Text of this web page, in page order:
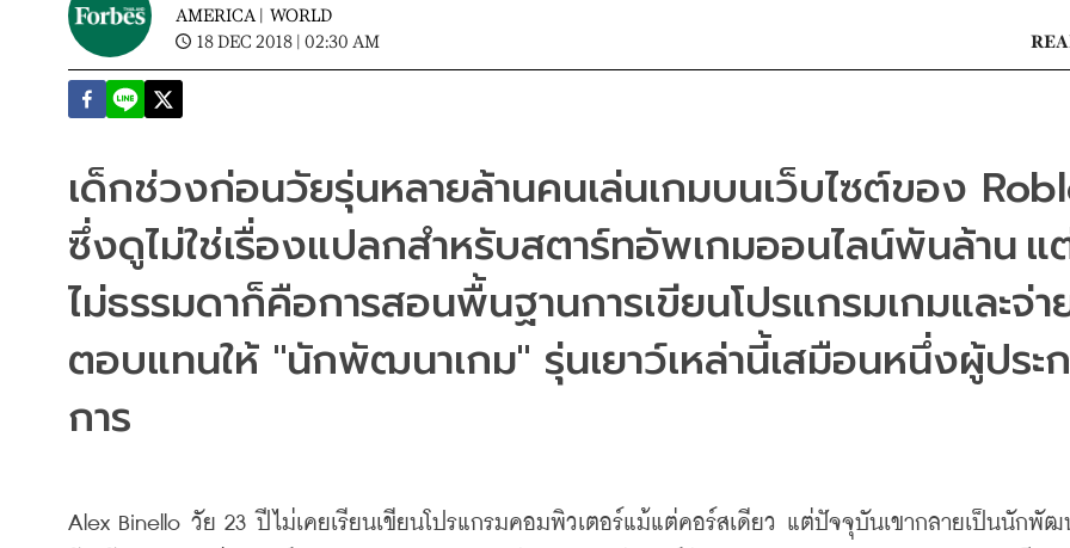
AMERICA | WORLD
18 DEC 2018 | 02:30 AM
เด็กช่วงก่อนวัยรุ่นหลายล้านคนเล่นเกมบนเว็บไซต์ของ
ซึ่งดูไม่ใช่เรื่องแปลกสำหรับสตาร์ทอัพเกมออนไลน์พันล้านแ
ไม่ธรรมดาก็คือการสอนพื้นฐานการเขียนโปรแกรมเกมและจ่า
ตอบแทนให้ "นักพัฒนาเกม" รุ่นเยาว์เหล่านี้เสมือนหนึ่งผู้ประ
การ
Alex Binello วัย 23 ปีไม่เคยเรียนเขียนโปรแกรมคอมพิวเตอร์แม้แต่คอร์สเดียว
แต่ปัจจุบันเขากลายเป็นนักพัฒ